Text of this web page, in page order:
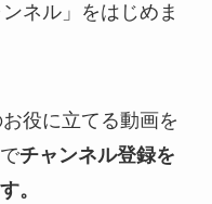
ネル」をはじめま
役に立てる動画を
チャンネル登録を
。